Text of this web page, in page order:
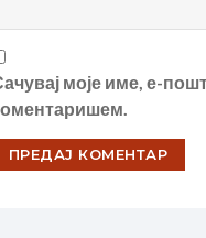
моје име, е-